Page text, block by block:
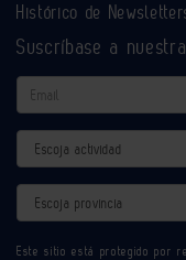
Histórico de
Suscríbase a
Email
Actividad
Provincia
Este sitio está protegido por